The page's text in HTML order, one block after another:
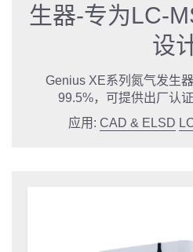
生器-专为LC-
设
Genius XE系列氮气发生
99.5%，可提供出厂认
应用: CAD & ELSD